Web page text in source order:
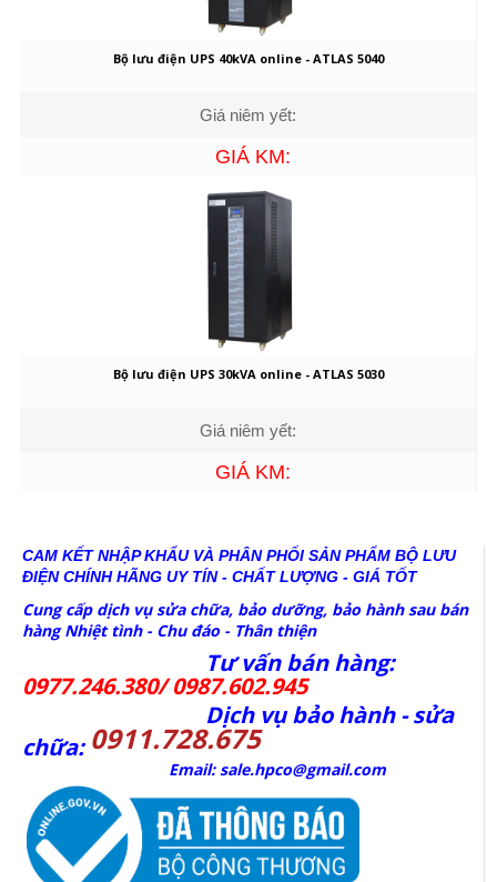
Bộ lưu điện UPS 40kVA online - ATLAS 5040
Giá niêm yết:
GIÁ KM:
Bộ lưu điện UPS 30kVA online - ATLAS 5030
Giá niêm yết:
GIÁ KM:
CAM KẾT NHẬP KHẨU VÀ PHÂN PHỐI SẢN PHẨM BỘ LƯU
ĐIỆN CHÍNH HÃNG UY TÍN - CHẤT LƯỢNG - GIÁ TỐT
Cung cấp dịch vụ sửa chữa, bảo dưỡng, bảo hành sau bán
hàng Nhiệt tình - Chu đáo - Thân thiện
Tư vấn bán hàng:
0977.246.380/ 0987.602.945
Dịch vụ bảo hành - sửa
chữa: 0911.728.675
Email: sale.hpco@gmail.com